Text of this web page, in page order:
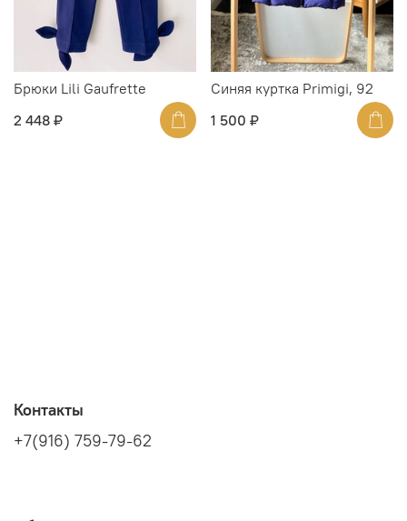
Брюки Lili Gaufrette
2 448 ₽
Синяя куртка Primigi, 92
1 500 ₽
Контакты
+7(916) 759-79-62